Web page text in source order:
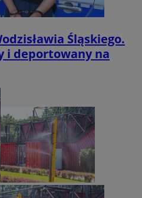
Śląskiego.
i deportowany na